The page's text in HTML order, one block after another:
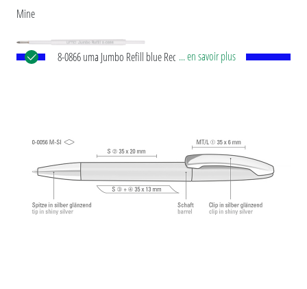
Mine
8-0866 uma Jumbo Refill blue Recharge
Dokumental
selon norme ISO 12757-2,
... en savoir plus